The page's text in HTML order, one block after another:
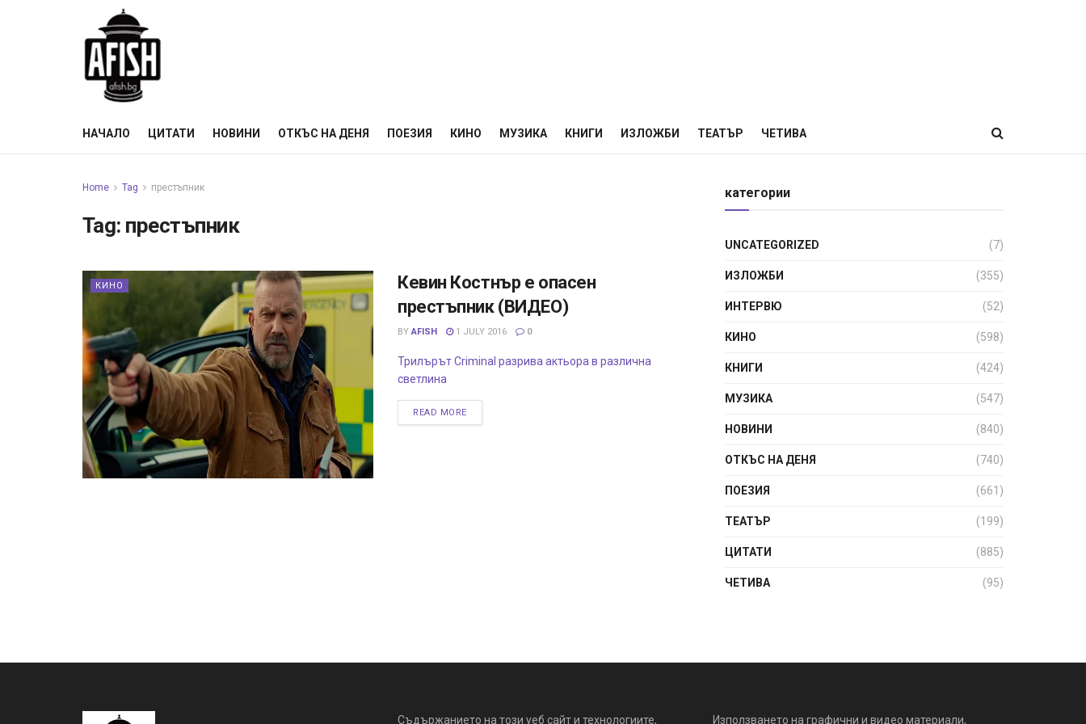
НАЧАЛО ЦИТАТИ НОВИНИ ОТКЪС НА ДЕНЯ ПОЕЗИЯ КИНО МУЗИКА КНИГИ ИЗЛОЖБИ ТЕАТЪР ЧЕТИВА
Home Tag престъпник
Tag: престъпник
КИНО
Кевин Костнър е опасен
престъпник (ВИДЕО)
BY AFISH 1 JULY 2016 0
Трилърът Criminal разрива актьора в различна
светлина
READ MORE
категории
UNCATEGORIZED (7)
ИЗЛОЖБИ (355)
ИНТЕРВЮ (52)
КИНО (598)
КНИГИ (424)
МУЗИКА (547)
НОВИНИ (840)
ОТКЪС НА ДЕНЯ (740)
ПОЕЗИЯ (661)
ТЕАТЪР (199)
ЦИТАТИ (885)
ЧЕТИВА (95)
Съдържанието на този уеб сайт и технологиите, Използването на графични и видео материали,